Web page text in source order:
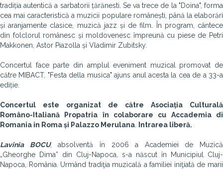
tradiția autentică a sarbatorii țărănesti. Se va trece de la "Doina", forma
cea mai caracteristică a muzicii populare românești, până la elaborări
și aranjamente clasice, muzică jazz și de film. În program, cântece
din folclorul românesc și moldovenesc împreună cu piese de Petri
Makkonen, Astor Piazolla și Vladimir Zubitsky.
Concertul face parte din amplul eveniment muzical promovat de
către MIBACT, "Festa della musica" ajuns anul acesta la cea de a 33-a
ediție.
Concertul este organizat de către Asociația Culturală
Româno-Italiană Propatria în colaborare cu Accademia di
Romania in Roma și Palazzo Merulana
Intrarea liberă.
Lavinia BOCU, absolventă în 2006 a Academiei de Muzică
„Gheorghe Dima” din Cluj-Napoca, s-a născut în Municipiul Cluj-
Napoca, România. Urmând tradiţia muzicală a familiei iniţiată de marii